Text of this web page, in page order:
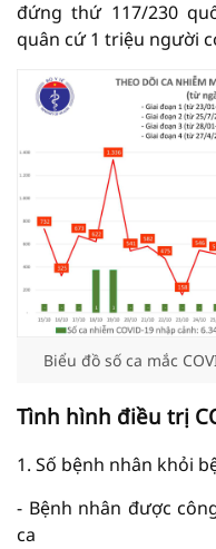
đứng thứ 117/230
quân cứ 1 triệu người
Biểu đồ số ca mắc
Tình hình điều trị
1. Số bệnh nhân khỏi
- Bệnh nhân được
ca